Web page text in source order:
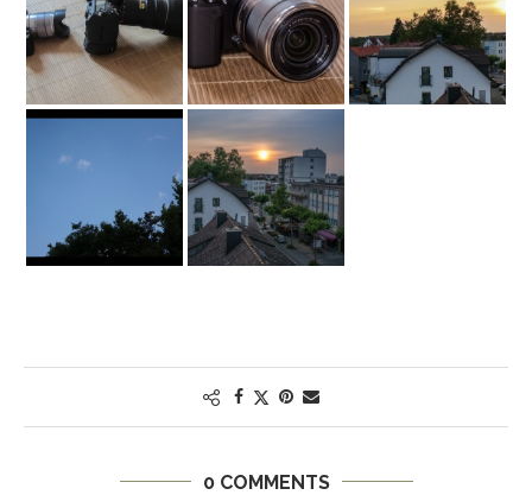
0 COMMENTS